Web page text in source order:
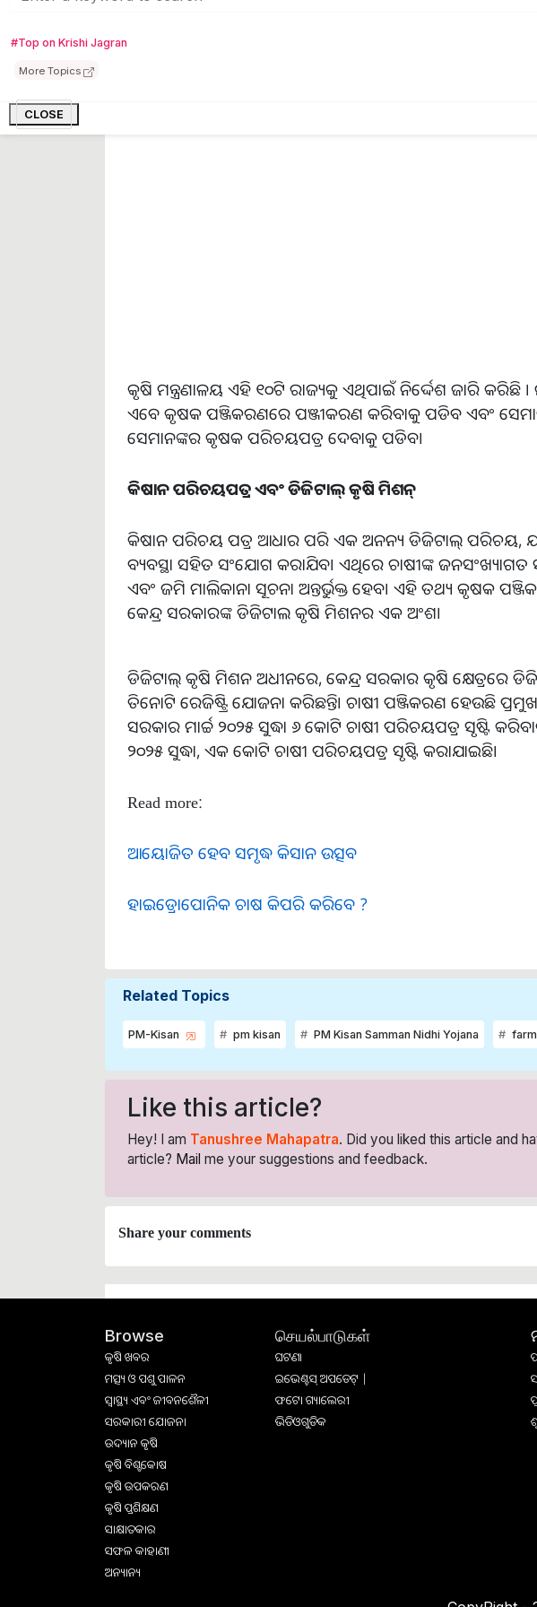
#Top on Krishi Jagran
More Topics
CLOSE
କୃଷି ମନ୍ତ୍ରଣାଳୟ ଏହି ୧୦ଟି ରାଜ୍ୟକୁ ଏଥିପାଇଁ ନିର୍ଦ୍ଦେଶ ଜାରି କରିଛି
ଏବେ କୃଷକ ପଞ୍ଜିକରଣରେ ପଞ୍ଜୀକରଣ କରିବାକୁ ପଡିବ ଏବଂ
ସେମାନଙ୍କର କୃଷକ ପରିଚୟପତ୍ର ଦେବାକୁ ପଡିବ।
କିଷାନ ପରିଚୟପତ୍ର ଏବଂ ଡିଜିଟାଲ୍ କୃଷି ମିଶନ୍
କିଷାନ ପରିଚୟ ପତ୍ର ଆଧାର ପରି ଏକ ଅନନ୍ୟ ଡିଜିଟାଲ୍ ପରିଚୟ,
ବ୍ୟବସ୍ଥା ସହିତ ସଂଯୋଗ କରାଯିବ। ଏଥିରେ ଚାଷୀଙ୍କ
ଏବଂ ଜମି ମାଲିକାନା ସୂଚନା ଅନ୍ତର୍ଭୁକ୍ତ ହେବ। ଏହି ତଥ୍ୟ କୃଷକ
କେନ୍ଦ୍ର ସରକାରଙ୍କ ଡିଜିଟାଲ କୃଷି ମିଶନର ଏକ ଅଂଶ।
ଡିଜିଟାଲ୍ କୃଷି ମିଶନ ଅଧୀନରେ, କେନ୍ଦ୍ର ସରକାର କୃଷି କ୍ଷେତ୍ରରେ
ତିନୋଟି ରେଜିଷ୍ଟ୍ରି ଯୋଜନା କରିଛନ୍ତି। ଚାଷୀ ପଞ୍ଜିକରଣ ହେଉଛି
ସରକାର ମାର୍ଚ୍ଚ ୨୦୨୫ ସୁଦ୍ଧା ୬ କୋଟି ଚାଷୀ ପରିଚୟପତ୍ର ସୃଷ୍ଟି
୨୦୨୫ ସୁଦ୍ଧା, ଏକ କୋଟି ଚାଷୀ ପରିଚୟପତ୍ର ସୃଷ୍ଟି କରାଯାଇଛି।
Read more:
ଆୟୋଜିତ ହେବ ସମୃଦ୍ଧ କିସାନ ଉତ୍ସବ
ହାଇଡ୍ରୋପୋନିକ ଚାଷ କିପରି କରିବେ ?
Related Topics
PM-Kisan pm kisan PM Kisan Samman Nidhi Yojana
Like this article?
Hey! I am Tanushree Mahapatra. Did you liked this article and
article? Mail me your suggestions and feedback.
Share your comments
Browse
କୃଷି ଖବର
ମତ୍ସ୍ୟ ଓ ପଶୁ ପାଳନ
ସ୍ୱାସ୍ଥ୍ୟ ଏବଂ ଜୀବନଶୈଳୀ
ସରକାରୀ ଯୋଜନା
ଉଦ୍ୟାନ କୃଷି
କୃଷି ବିଶ୍ବକୋଷ
କୃଷି ଉପକରଣ
କୃଷି ପ୍ରଶିକ୍ଷଣ
ସାକ୍ଷାତକାର
ସଫଳ କାହାଣୀ
ଅନ୍ୟାନ୍ୟ
செயல்பாடுகள்
ଘଟଣା
ଇଭେଣ୍ଟସ୍ ଅପଡେଟ୍ |
ଫଟୋ ଗ୍ୟାଲେରୀ
ଭିଡିଓଗୁଡିକ